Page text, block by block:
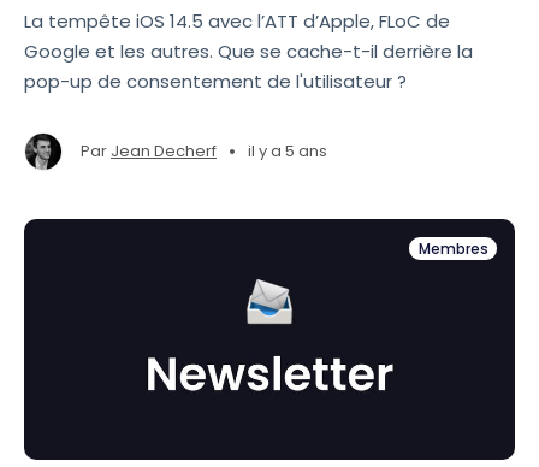
La tempête iOS 14.5 avec l’ATT d’Apple, FLoC de
Google et les autres. Que se cache-t-il derrière la
pop-up de consentement de l'utilisateur ?
Par Jean Decherf • il y a 5 ans
Membres